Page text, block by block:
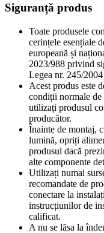
Siguranță produs
Toate produsele
cerințele esențiale
europeană și
2023/988 privind
Legea nr. 245/
Acest produs este
condiții normale de
utilizați produsul
producător.
Înainte de montaj,
lumină, opriți
produsul dacă
alte componente
Utilizați numai
recomandate de
conectare la
instrucțiunilor de
calificat.
A nu se lăsa la